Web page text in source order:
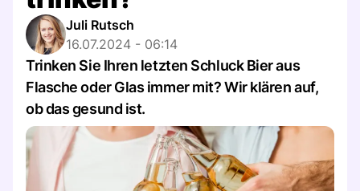
Juli Rutsch
16.07.2024 - 06:14
Trinken Sie Ihren letzten Schluck Bier aus
Flasche oder Glas immer mit? Wir klären auf,
ob das gesund ist.